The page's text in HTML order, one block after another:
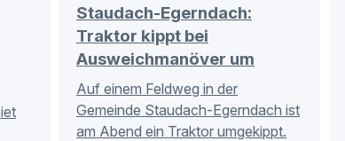
Staudach-Egerndach:
Traktor kippt bei
Ausweichmanöver um
Auf einem Feldweg in der
Gemeinde Staudach-Egerndach ist
am Abend ein Traktor umgekippt.